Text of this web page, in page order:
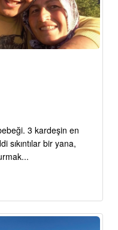
3 kardeşin en
sıkıntılar bir yana,